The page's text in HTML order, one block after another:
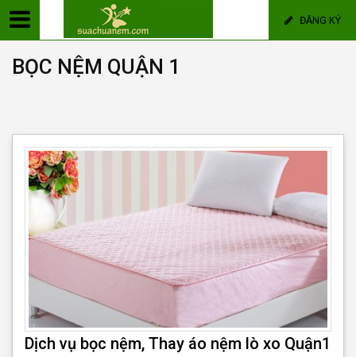
ĐĂNG KÝ
BỌC NỆM QUẬN 1
Dịch vụ bọc nệm, Thay áo nệm lò xo Quận1